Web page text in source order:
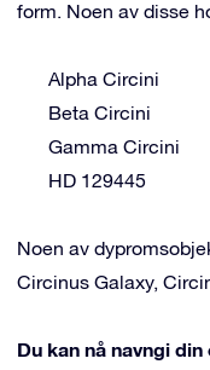
form. Noen av disse
Alpha Circini
Beta Circini
Gamma Circini
HD 129445
Noen av
Circinus Galaxy,
Du kan nå navngi